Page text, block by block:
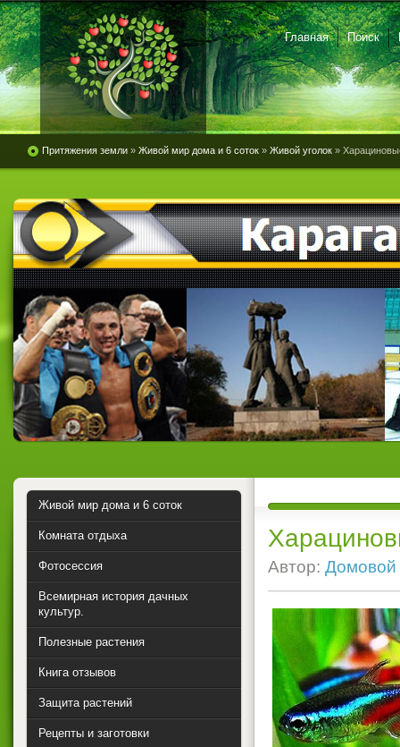
Главная Поиск
Притяжения земли » Живой мир дома и 6 соток » Живой уголок »
Автор: Домовой
Живой мир дома и 6 соток
Комната отдыха
Фотосессия
Всемирная история дачных
культур.
Полезные растения
Книга отзывов
Защита растений
Рецепты и заготовки